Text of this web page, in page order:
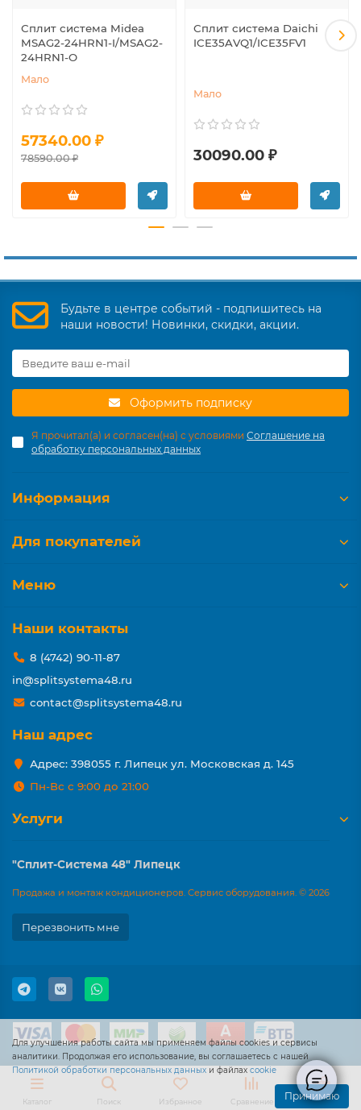
Сплит система Midea
MSAG2-24HRN1-I/MSAG2-
24HRN1-O
Мало
57340.00 ₽
78590.00 ₽
Сплит система Daichi
ICE35AVQ1/ICE35FV1
Мало
30090.00 ₽
Для улучшения работы сайта мы применяем файлы cookies и сервисы
аналитики. Продолжая его использование, вы соглашаетесь с нашей
Политикой обработки персональных данных и файлах cookie
Принимаю
Будьте в центре событий - подпишитесь на
наши новости! Новинки, скидки, акции.
Оформить подписку
Я прочитал(а) и согласен(на) с условиями Соглашение на
обработку персональных данных
Информация
Для покупателей
Меню
Наши контакты
8 (4742) 90-11-87
in@splitsystema48.ru
contact@splitsystema48.ru
Наш адрес
Адрес: 398055 г. Липецк ул. Московская д. 145
Пн-Вс с 9:00 до 21:00
Услуги
"Сплит-Система 48" Липецк
Продажа и монтаж кондиционеров. Сервис оборудования. © 2026
Перезвонить мне
Каталог Поиск Избранное Сравнение Корзина